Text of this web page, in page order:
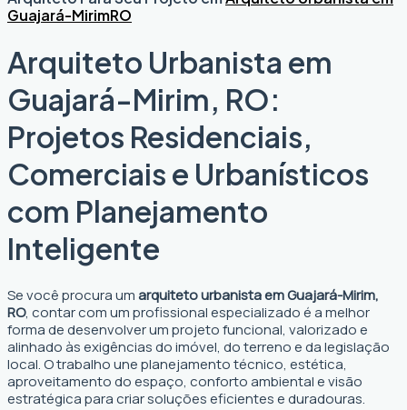
Guajará-MirimRO
Arquiteto Urbanista em
Guajará-Mirim, RO:
Projetos Residenciais,
Comerciais e Urbanísticos
com Planejamento
Inteligente
Se você procura umarquiteto urbanista em Guajará-Mirim,
RO, contar com um profissional especializado é a melhor
forma de desenvolver um projeto funcional, valorizado e
alinhado às exigências do imóvel, do terreno e da legislação
local. O trabalho une planejamento técnico, estética,
aproveitamento do espaço, conforto ambiental e visão
estratégica para criar soluções eficientes e duradouras.